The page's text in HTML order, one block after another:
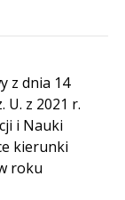
z dnia 14
U. z 2021 r.
i Nauki
kierunki
roku